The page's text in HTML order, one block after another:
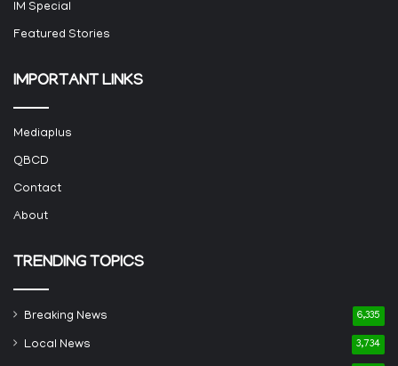
IM Special
Featured Stories
IMPORTANT LINKS
Mediaplus
QBCD
Contact
About
TRENDING TOPICS
Breaking News 6,335
Local News 3,734